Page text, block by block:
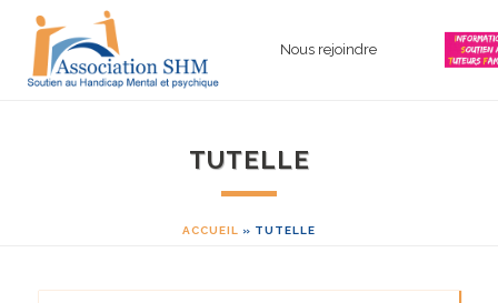
Nous rejoindre
TUTELLE
ACCUEIL » TUTELLE